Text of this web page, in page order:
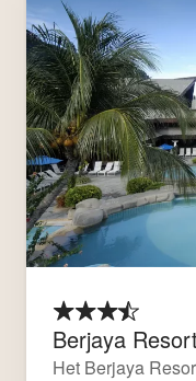
Berjaya
Het Berjaya